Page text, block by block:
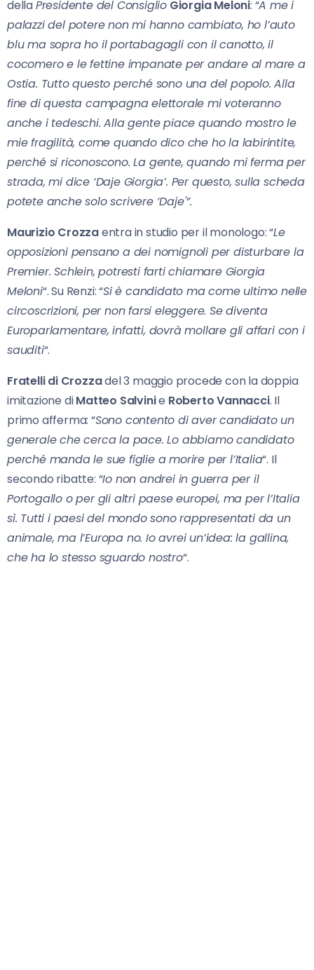
dellaPresidente del Consiglio Giorgia Meloni: “A me i
palazzi del potere non mi hanno cambiato, ho l’auto
blu ma sopra ho il portabagagli con il canotto, il
cocomero e le fettine impanate per andare al mare a
Ostia. Tutto questo perché sono una del popolo. Alla
fine di questa campagna elettorale mi voteranno
anche i tedeschi. Alla gente piace quando mostro le
mie fragilità, come quando dico che ho la labirintite,
perché si riconoscono. La gente, quando mi ferma per
strada, mi dice ‘Daje Giorgia’. Per questo, sulla scheda
potete anche solo scrivere ‘Daje'”.
Maurizio Crozzaentra in studio per il monologo: “Le
opposizioni pensano a dei nomignoli per disturbare la
Premier. Schlein, potresti farti chiamare Giorgia
Meloni“. Su Renzi: “Si è candidato ma come ultimo nelle
circoscrizioni, per non farsi eleggere. Se diventa
Europarlamentare, infatti, dovrà mollare gli affari con i
sauditi“.
Fratelli di Crozzadel 3 maggio procede con la doppia
imitazione diMatteo Salvinie Roberto Vannacci. Il
primo afferma: “Sono contento di aver candidato un
generale che cerca la pace. Lo abbiamo candidato
perché manda le sue figlie a morire per l’Italia“. Il
secondo ribatte: “Io non andrei in guerra per il
Portogallo o per gli altri paese europei, ma per l’Italia
sì. Tutti i paesi del mondo sono rappresentati da un
animale, ma l’Europa no. Io avrei un’idea: la gallina,
che ha lo stesso sguardo nostro“.